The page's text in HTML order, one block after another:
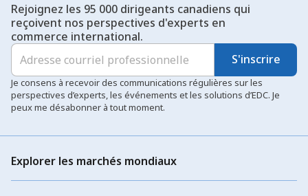
Rejoignez les 95 000 dirigeants canadiens qui
reçoivent nos perspectives d'experts en
commerce international.
S'inscrire
Je consens à recevoir des communications régulières sur les
perspectives d’experts, les événements et les solutions d’EDC. Je
peux me désabonner à tout moment.
Explorer les marchés mondiaux